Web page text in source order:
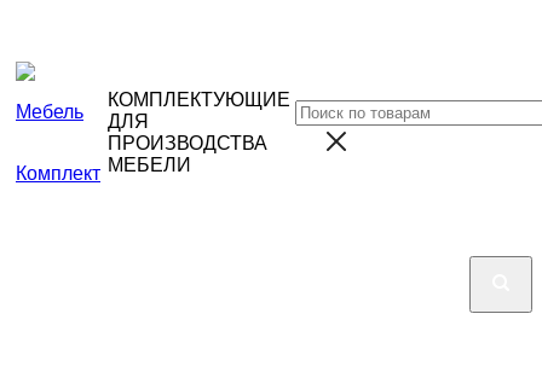
КОМПЛЕКТУЮЩИЕ
ДЛЯ
ПРОИЗВОДСТВА
МЕБЕЛИ